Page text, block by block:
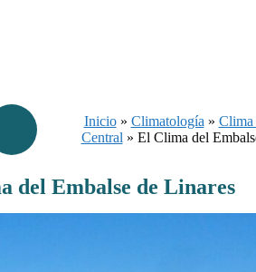
Inicio» Climatología » Clima
Central » El Clima del
del Embalse de Linares